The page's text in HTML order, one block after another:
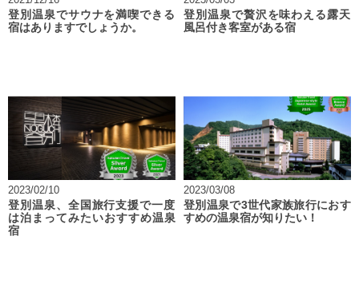
登別温泉でサウナを満喫できる
宿はありますでしょうか。
登別温泉で贅沢を味わえる露天
風呂付き客室がある宿
2023/02/10
登別温泉、全国旅行支援で一度
は泊まってみたいおすすめ温泉
宿
2023/03/08
登別温泉で3世代家族旅行におす
すめの温泉宿が知りたい！